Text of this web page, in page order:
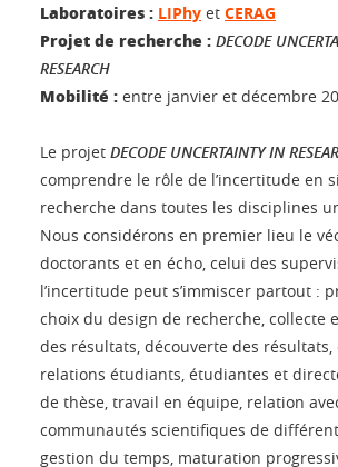
Laboratoires : LIPhy et CERAG
Projet de recherche : DECODE
RESEARCH
Mobilité : entre janvier et décembre
Le projet DECODE UNCERTAINTY IN
comprendre le rôle de l’incertitude en
recherche dans toutes les disciplines
Nous considérons en premier lieu le
doctorants et en écho, celui des
l’incertitude peut s’immiscer partout :
choix du design de recherche, collecte
des résultats, découverte des résultats,
relations étudiants, étudiantes et
de thèse, travail en équipe, relation
communautés scientifiques de
gestion du temps, maturation